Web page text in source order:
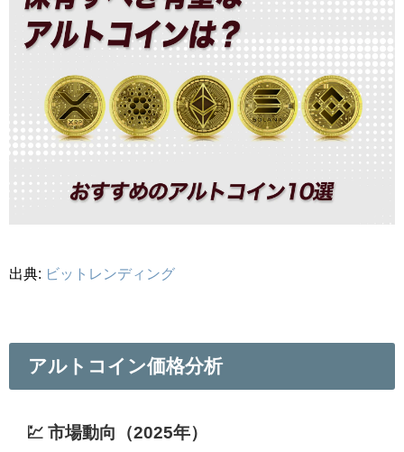
出典: ビットレンディング
アルトコイン価格分析
💹 市場動向（2025年）